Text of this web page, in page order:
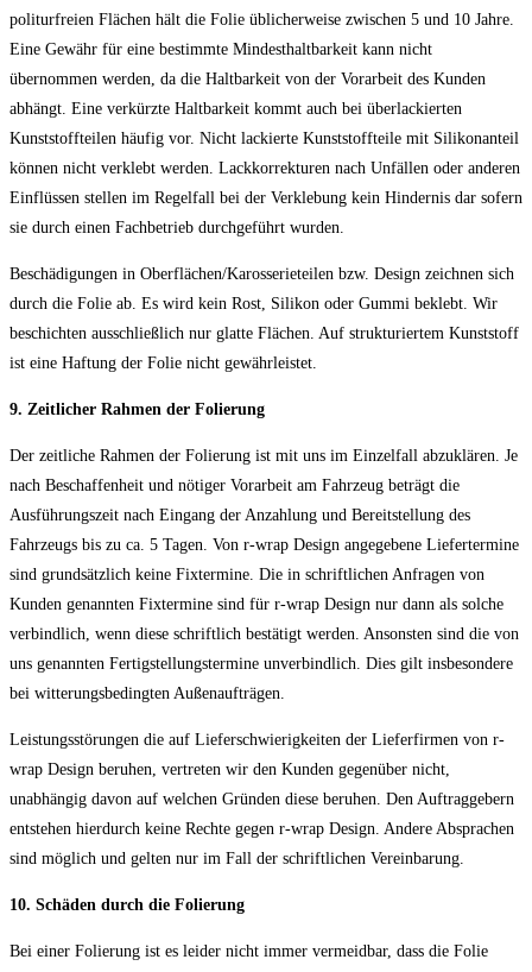
politurfreien Flächen hält die Folie üblicherweise zwischen 5 und 10 Jahre.
Eine Gewähr für eine bestimmte Mindesthaltbarkeit kann nicht
übernommen werden, da die Haltbarkeit von der Vorarbeit des Kunden
abhängt. Eine verkürzte Haltbarkeit kommt auch bei überlackierten
Kunststoffteilen häufig vor. Nicht lackierte Kunststoffteile mit Silikonanteil
können nicht verklebt werden. Lackkorrekturen nach Unfällen oder anderen
Einflüssen stellen im Regelfall bei der Verklebung kein Hindernis dar sofern
sie durch einen Fachbetrieb durchgeführt wurden.
Beschädigungen in Oberflächen/Karosserieteilen bzw. Design zeichnen sich
durch die Folie ab. Es wird kein Rost, Silikon oder Gummi beklebt. Wir
beschichten ausschließlich nur glatte Flächen. Auf strukturiertem Kunststoff
ist eine Haftung der Folie nicht gewährleistet.
9. Zeitlicher Rahmen der Folierung
Der zeitliche Rahmen der Folierung ist mit uns im Einzelfall abzuklären. Je
nach Beschaffenheit und nötiger Vorarbeit am Fahrzeug beträgt die
Ausführungszeit nach Eingang der Anzahlung und Bereitstellung des
Fahrzeugs bis zu ca. 5 Tagen. Von r-wrap Design angegebene Liefertermine
sind grundsätzlich keine Fixtermine. Die in schriftlichen Anfragen von
Kunden genannten Fixtermine sind für r-wrap Design nur dann als solche
verbindlich, wenn diese schriftlich bestätigt werden. Ansonsten sind die von
uns genannten Fertigstellungstermine unverbindlich. Dies gilt insbesondere
bei witterungsbedingten Außenaufträgen.
Leistungsstörungen die auf Lieferschwierigkeiten der Lieferfirmen von r-
wrap Design beruhen, vertreten wir den Kunden gegenüber nicht,
unabhängig davon auf welchen Gründen diese beruhen. Den Auftraggebern
entstehen hierdurch keine Rechte gegen r-wrap Design. Andere Absprachen
sind möglich und gelten nur im Fall der schriftlichen Vereinbarung.
10. Schäden durch die Folierung
Bei einer Folierung ist es leider nicht immer vermeidbar, dass die Folie